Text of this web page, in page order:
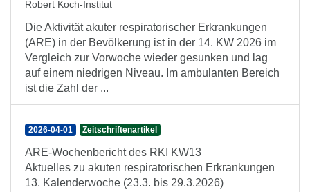
Robert Koch-Institut
Die Aktivität akuter respiratorischer Erkrankungen
(ARE) in der Bevölkerung ist in der 14. KW 2026 im
Vergleich zur Vorwoche wieder gesunken und lag
auf einem niedrigen Niveau. Im ambulanten Bereich
ist die Zahl der ...
2026-04-01 Zeitschriftenartikel
ARE-Wochenbericht des RKI KW13
Aktuelles zu akuten respiratorischen Erkrankungen
13. Kalenderwoche (23.3. bis 29.3.2026)